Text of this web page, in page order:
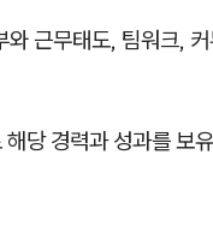
근무태도, 팀워크,
당 경력과 성과를 보